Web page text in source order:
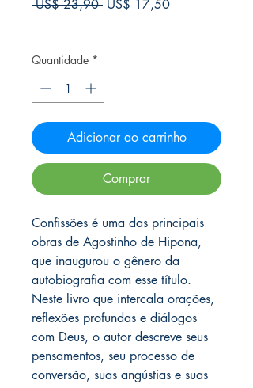
US$ 23,90 Preço
US$ 17,50Preço
Quantidade *
Adicionar ao carrinho
Comprar
Confissões é uma das principais
obras de Agostinho de Hipona,
que inaugurou o gênero da
autobiografia com esse título.
Neste livro que intercala orações,
reflexões profundas e diálogos
com Deus, o autor descreve seus
pensamentos, seu processo de
conversão, suas angústias e suas